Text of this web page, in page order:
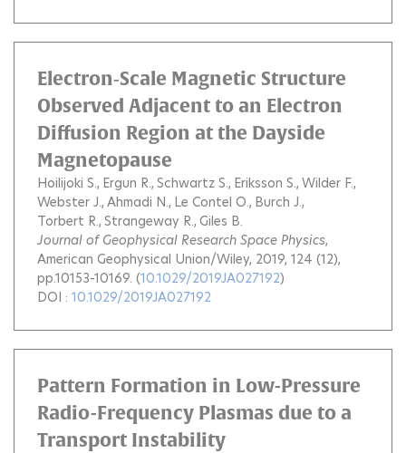
Electron‐Scale Magnetic Structure
Observed Adjacent to an Electron
Diffusion Region at the Dayside
Magnetopause
Hoilijoki S. Ergun R. Schwartz S. Eriksson S. Wilder F.
Webster J. Ahmadi N. Le Contel O. Burch J.
Torbert R. Strangeway R. Giles B.
Journal of Geophysical Research Space Physics,
American Geophysical Union/Wiley, 2019, 124 (12),
pp.10153-10169. (10.1029/2019JA027192)
DOI : 10.1029/2019JA027192
Pattern Formation in Low-Pressure
Radio-Frequency Plasmas due to a
Transport Instability